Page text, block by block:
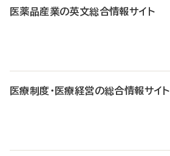
医薬品産業の英文総合情報サイト
医療制度・医療経営の総合情報サイト